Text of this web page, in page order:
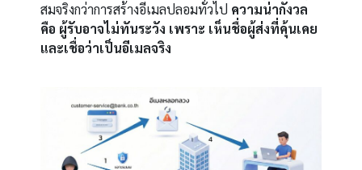
สมจริงกว่าการสร้างอีเมลปลอมทั่วไป ความน่ากังวล
คือ ผู้รับอาจไม่ทันระวัง เพราะ เห็นชื่อผู้ส่งที่คุ้นเคย
และเชื่อว่าเป็นอีเมลจริง